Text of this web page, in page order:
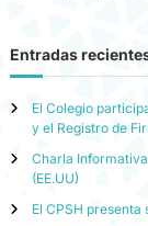
Entradas
El Colegio
y el Registro de
Charla
(EE.UU)
El CPSH